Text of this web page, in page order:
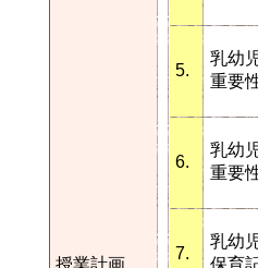
授業計画
5.
乳幼
重要
6.
乳幼
重要
7.
乳幼
保育